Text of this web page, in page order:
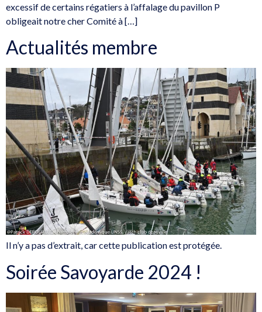
excessif de certains régatiers à l’affalage du pavillon P
obligeait notre cher Comité à […]
Actualités membre
Il n’y a pas d’extrait, car cette publication est protégée.
Soirée Savoyarde 2024 !